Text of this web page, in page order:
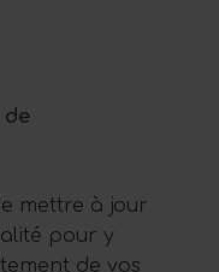
mettre à jour
pour y
de vos